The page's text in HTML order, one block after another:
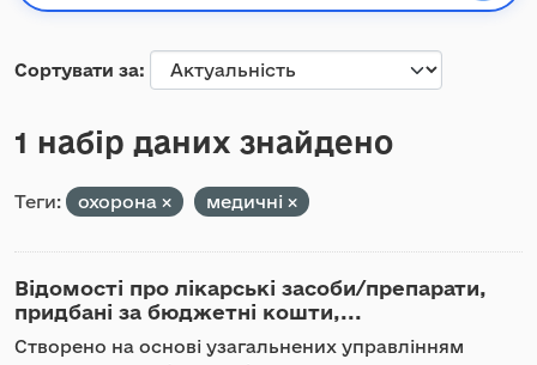
Сортувати за
1 набір даних знайдено
Теги: охорона медичні
Відомості про лікарські засоби/препарати,
придбані за бюджетні кошти,...
Створено на основі узагальнених управлінням